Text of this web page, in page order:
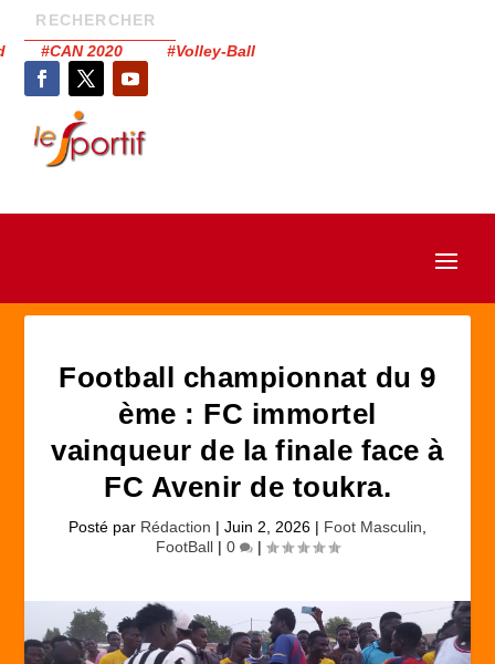
#CAN 2020 #Volley-Ball
Football championnat du 9
ème : FC immortel
vainqueur de la finale face à
FC Avenir de toukra.
Posté par Rédaction | Juin 2, 2026 | Foot Masculin
FootBall | 0 |